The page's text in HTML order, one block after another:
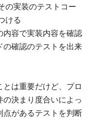
の実装のテストコー
ける
内容で実装内容を確認
の確認のテストを出来
は重要だけど、プロ
決まり度合いによっ
点があるテストを判断